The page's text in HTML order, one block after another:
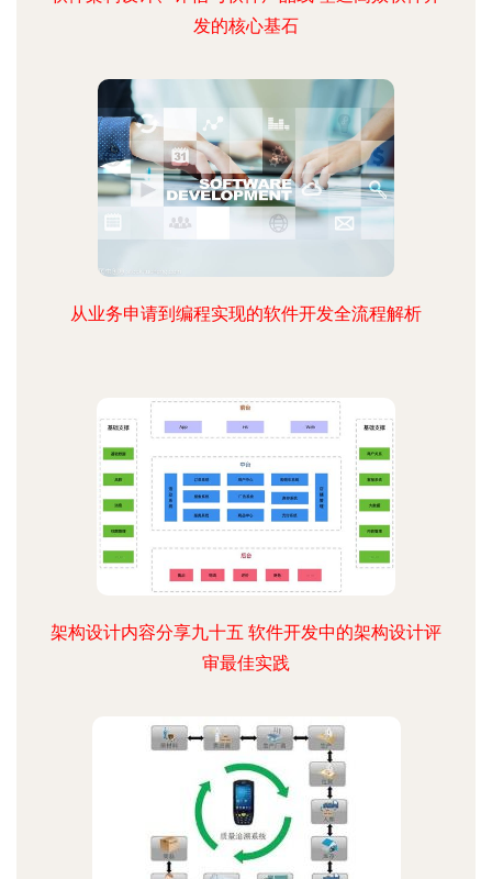
发的核心基石
从业务申请到编程实现的软件开发全流程解析
架构设计内容分享九十五 软件开发中的架构设计评
审最佳实践